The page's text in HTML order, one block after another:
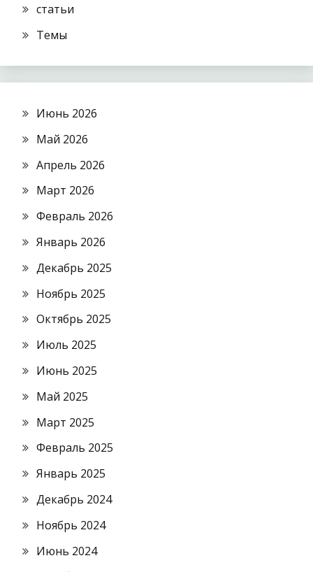
статьи
Темы
Июнь 2026
Май 2026
Апрель 2026
Март 2026
Февраль 2026
Январь 2026
Декабрь 2025
Ноябрь 2025
Октябрь 2025
Июль 2025
Июнь 2025
Май 2025
Март 2025
Февраль 2025
Январь 2025
Декабрь 2024
Ноябрь 2024
Июнь 2024